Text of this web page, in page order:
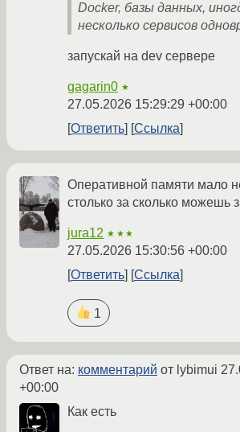
Docker, базы данных,
несколько сервисов
запускай на dev сервере
gagarin0 ★
27.05.2026 15:29:29 +00:00
Ответить
Ссылка
Оперативной памяти мало
столько за сколько можешь
jura12 ★★★
27.05.2026 15:30:56 +00:00
Ответить
Ссылка
1
Ответ на: комментарий от lybimui
+00:00
Как есть